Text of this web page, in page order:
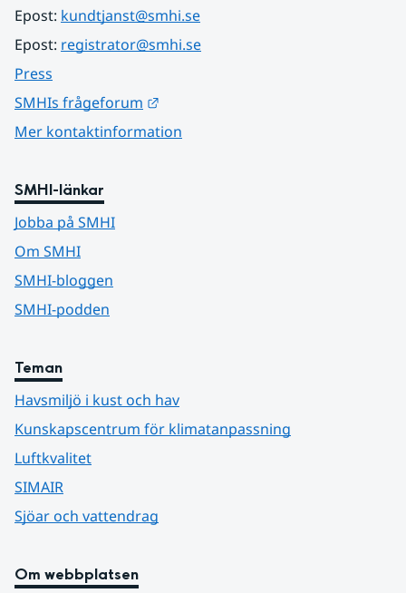
Epost: kundtjanst@smhi.se
Epost: registrator@smhi.se
Press
SMHIs frågeforum
Mer kontaktinformation
SMHI-länkar
Jobba på SMHI
Om SMHI
SMHI-bloggen
SMHI-podden
Teman
Havsmiljö i kust och hav
Kunskapscentrum för klimatanpassning
Luftkvalitet
SIMAIR
Sjöar och vattendrag
Om webbplatsen